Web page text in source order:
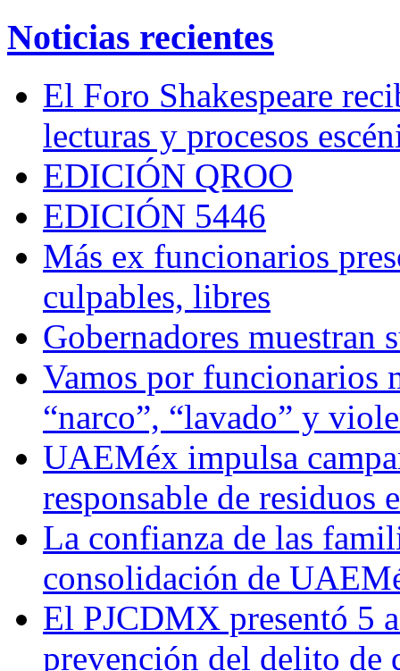
Noticias recientes
El Foro Shakespeare
lecturas y procesos
EDICIÓN QROO
EDICIÓN 5446
Más ex funcionarios
culpables, libres
Gobernadores muestran
Vamos por funcionarios
“narco”, “lavado” y
UAEMéx impulsa
responsable de residuos
La confianza de las
consolidación de
El PJCDMX presentó 5
prevención del delito de